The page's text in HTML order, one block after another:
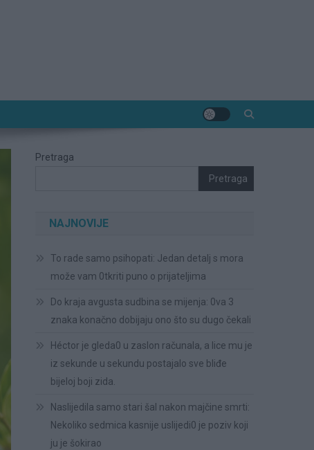
Pretraga
Pretraga
NAJNOVIJE
To rade samo psihopati: Jedan detalj s mora
može vam 0tkriti puno o prijateljima
Do kraja avgusta sudbina se mijenja: 0va 3
znaka konačno dobijaju ono što su dugo čekali
Héctor je gleda0 u zaslon računala, a lice mu je
iz sekunde u sekundu postajalo sve bliđe
bijeloj boji zida.
Naslijedila samo stari šal nakon majčine smrti:
Nekoliko sedmica kasnije uslijedi0 je poziv koji
ju je šokirao